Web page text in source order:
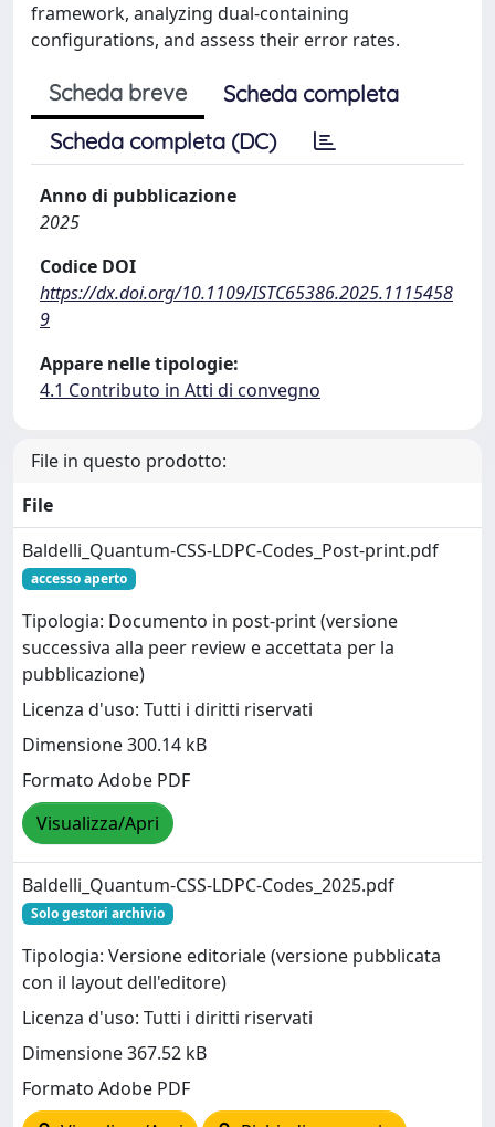
framework, analyzing dual-containing
configurations, and assess their error rates.
Scheda breve
Scheda completa
Scheda completa (DC)
Anno di pubblicazione
2025
Codice DOI
https://dx.doi.org/10.1109/ISTC65386.2025.1115458
9
Appare nelle tipologie:
4.1 Contributo in Atti di convegno
File in questo prodotto:
File
Baldelli_Quantum-CSS-LDPC-Codes_Post-print.pdf
accesso aperto
Tipologia: Documento in post-print (versione
successiva alla peer review e accettata per la
pubblicazione)
Licenza d'uso: Tutti i diritti riservati
Dimensione 300.14 kB
Formato Adobe PDF
Visualizza/Apri
Baldelli_Quantum-CSS-LDPC-Codes_2025.pdf
Solo gestori archivio
Tipologia: Versione editoriale (versione pubblicata
con il layout dell'editore)
Licenza d'uso: Tutti i diritti riservati
Dimensione 367.52 kB
Formato Adobe PDF